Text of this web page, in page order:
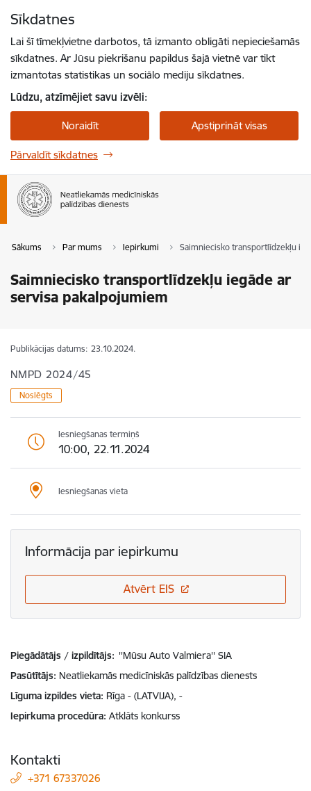
Sīkdatnes
Lai šī tīmekļvietne darbotos, tā izmanto obligāti nepieciešamās
sīkdatnes. Ar Jūsu piekrišanu papildus šajā vietnē var tikt
izmantotas statistikas un sociālo mediju sīkdatnes.
Lūdzu, atzīmējiet savu izvēli:
Noraidīt Apstiprināt visas
Pārvaldīt sīkdatnes
Sākums Par mums Iepirkumi Saimniecisko transportlīdzekļu
Saimniecisko transportlīdzekļu iegāde ar
servisa pakalpojumiem
Publikācijas datums: 23.10.2024.
NMPD 2024/45
Noslēgts
Iesniegšanas termiņš
10:00, 22.11.2024
Iesniegšanas vieta
Informācija par iepirkumu
Atvērt EIS
Piegādātājs / izpildītājs: ''Mūsu Auto Valmiera'' SIA
Pasūtītājs Neatliekamās medicīniskās palīdzības dienests
Līguma izpildes vieta Rīga - (LATVIJA), -
Iepirkuma procedūra Atklāts konkurss
Kontakti
+371 67337026